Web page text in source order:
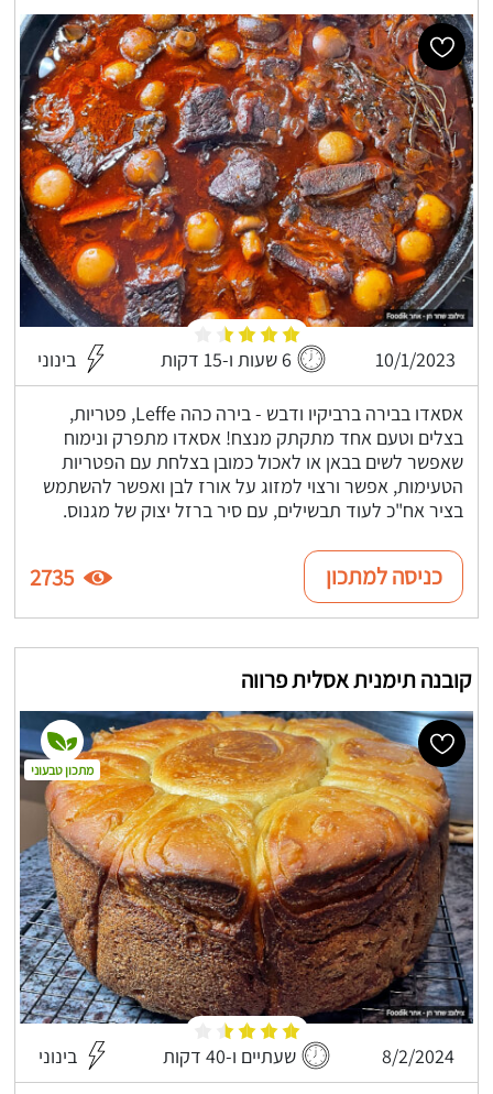
10/1/2023 6 שעות ו-15 דקות בינוני
אסאדו בבירה ברביקיו ודבש - בירה כהה Leffe, פטריות,
בצלים וטעם אחד מתקתק מנצח! אסאדו מתפרק ונימוח
שאפשר לשים בבאן או לאכול כמובן בצלחת עם הפטריות
הטעימות, אפשר ורצוי למזוג על אורז לבן ואפשר להשתמש
בציר אח"כ לעוד תבשילים, עם סיר ברזל יצוק של מגנוס.
כניסה למתכון 2735
קובנה תימנית אסלית פרווה
8/2/2024 שעתיים ו-40 דקות בינוני
מתכון טבעוני